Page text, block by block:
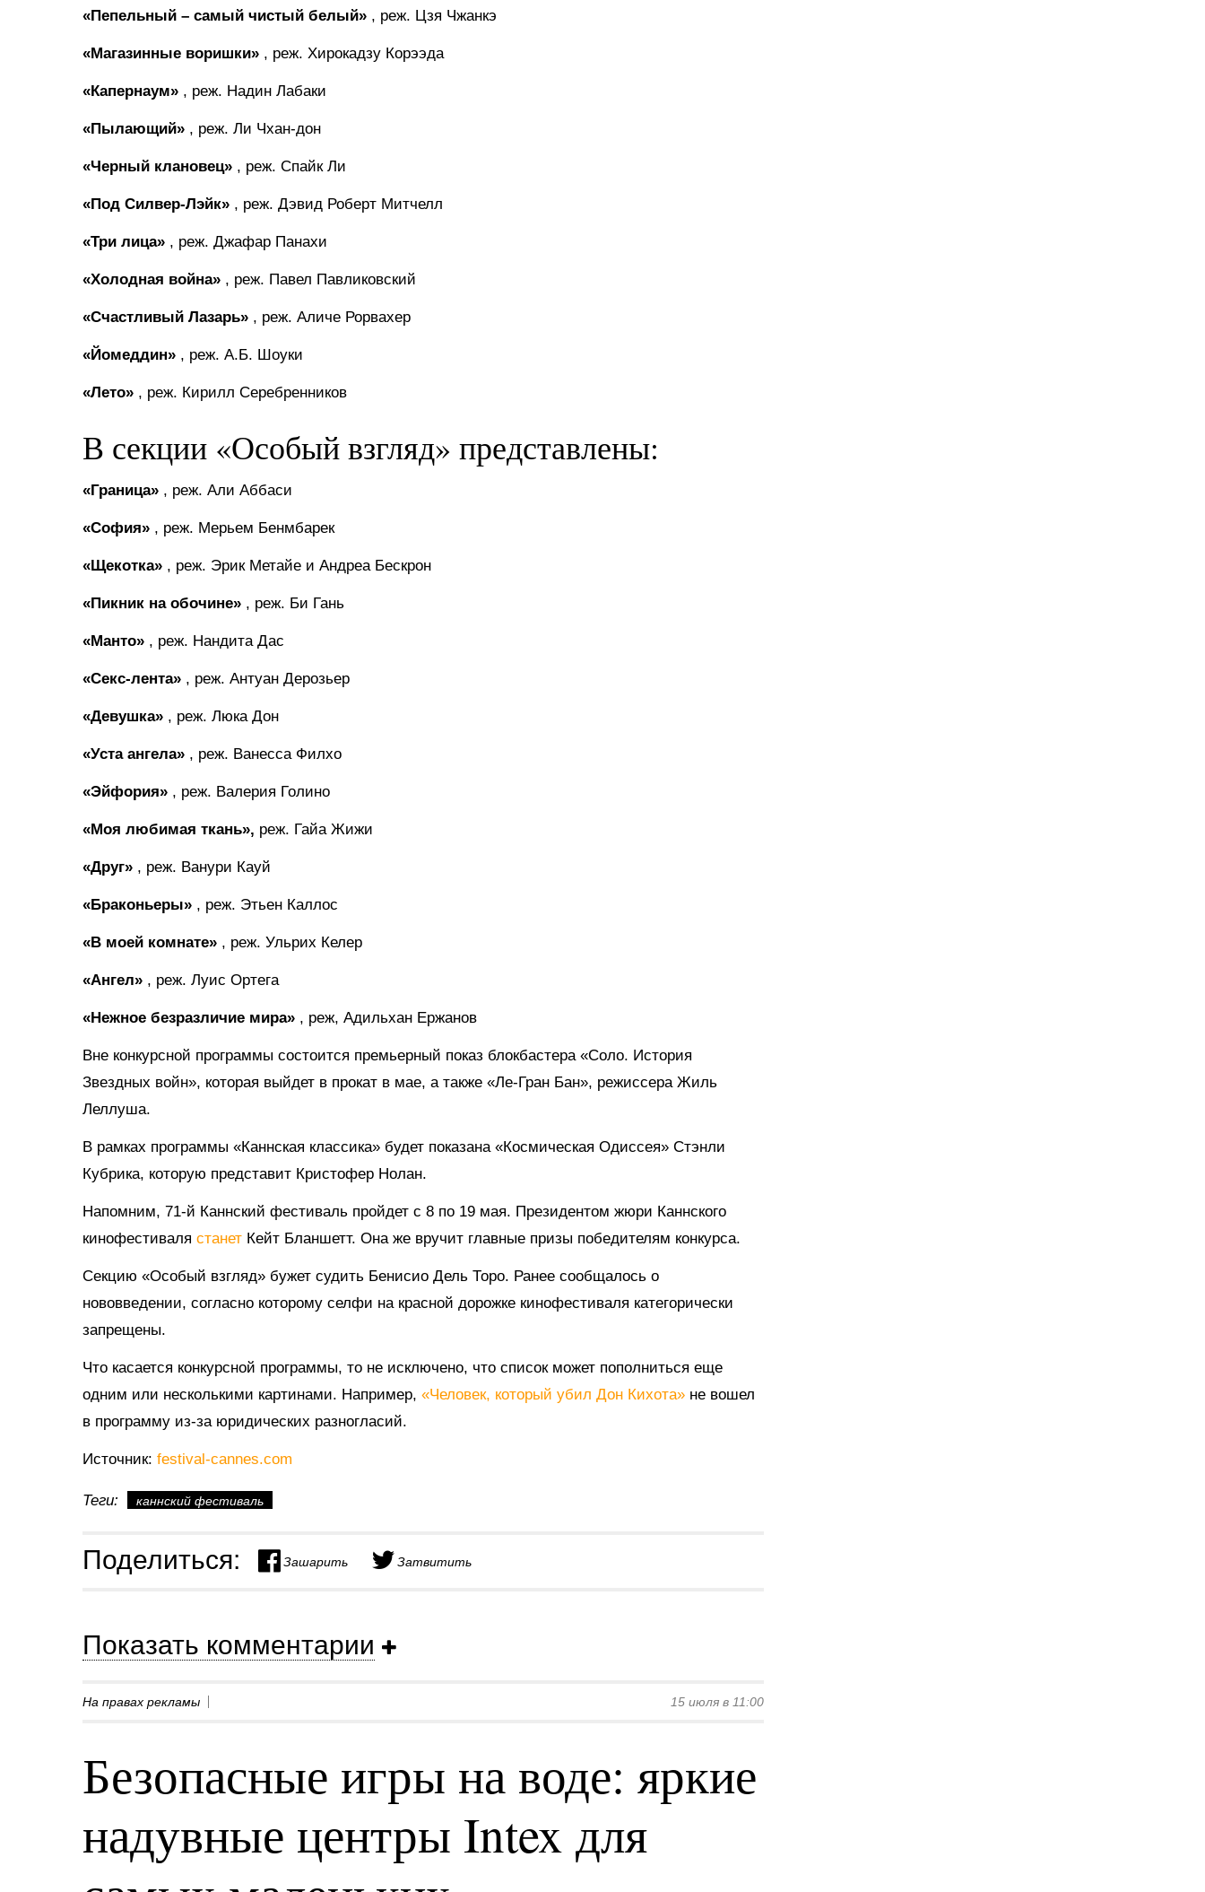
«Пепельный – самый чистый белый» , реж. Цзя Чжанкэ
«Магазинные воришки» , реж. Хирокадзу Корээда
«Капернаум» , реж. Надин Лабаки
«Пылающий» , реж. Ли Чхан-дон
«Черный клановец» , реж. Спайк Ли
«Под Силвер-Лэйк» , реж. Дэвид Роберт Митчелл
«Три лица» , реж. Джафар Панахи
«Холодная война» , реж. Павел Павликовский
«Счастливый Лазарь» , реж. Аличе Рорвахер
«Йомеддин» , реж. А.Б. Шоуки
«Лето» , реж. Кирилл Серебренников
В секции «Особый взгляд» представлены:
«Граница» , реж. Али Аббаси
«София» , реж. Мерьем Бенмбарек
«Щекотка» , реж. Эрик Метайе и Андреа Бескрон
«Пикник на обочине» , реж. Би Гань
«Манто» , реж. Нандита Дас
«Секс-лента» , реж. Антуан Дерозьер
«Девушка» , реж. Люка Дон
«Уста ангела» , реж. Ванесса Филхо
«Эйфория» , реж. Валерия Голино
«Моя любимая ткань», реж. Гайа Жижи
«Друг» , реж. Ванури Кауй
«Браконьеры» , реж. Этьен Каллос
«В моей комнате» , реж. Ульрих Келер
«Ангел» , реж. Луис Ортега
«Нежное безразличие мира» , реж, Адильхан Ержанов
Вне конкурсной программы состоится премьерный показ блокбастера «Соло. История
Звездных войн», которая выйдет в прокат в мае, а также «Ле-Гран Бан», режиссера Жиль
Леллуша.
В рамках программы «Каннская классика» будет показана «Космическая Одиссея» Стэнли
Кубрика, которую представит Кристофер Нолан.
Напомним, 71-й Каннский фестиваль пройдет с 8 по 19 мая. Президентом жюри Каннского
кинофестиваля станет Кейт Бланшетт. Она же вручит главные призы победителям конкурса.
Секцию «Особый взгляд» бужет судить Бенисио Дель Торо. Ранее сообщалось о
нововведении, согласно которому селфи на красной дорожке кинофестиваля категорически
запрещены.
Что касается конкурсной программы, то не исключено, что список может пополниться еще
одним или несколькими картинами. Например, «Человек, который убил Дон Кихота» не вошел
в программу из-за юридических разногласий.
Источник: festival-cannes.com
Теги: каннский фестиваль
Поделиться: Зашарить Затвитить
Показать комментарии
На правах рекламы 15 июля в 11:00
Безопасные игры на воде: яркие
надувные центры Intex для